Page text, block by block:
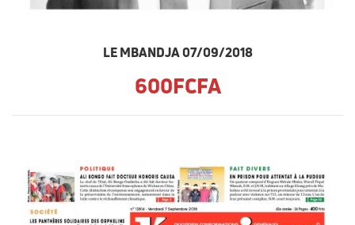
LE MBANDJA 07/09/2018
600FCFA